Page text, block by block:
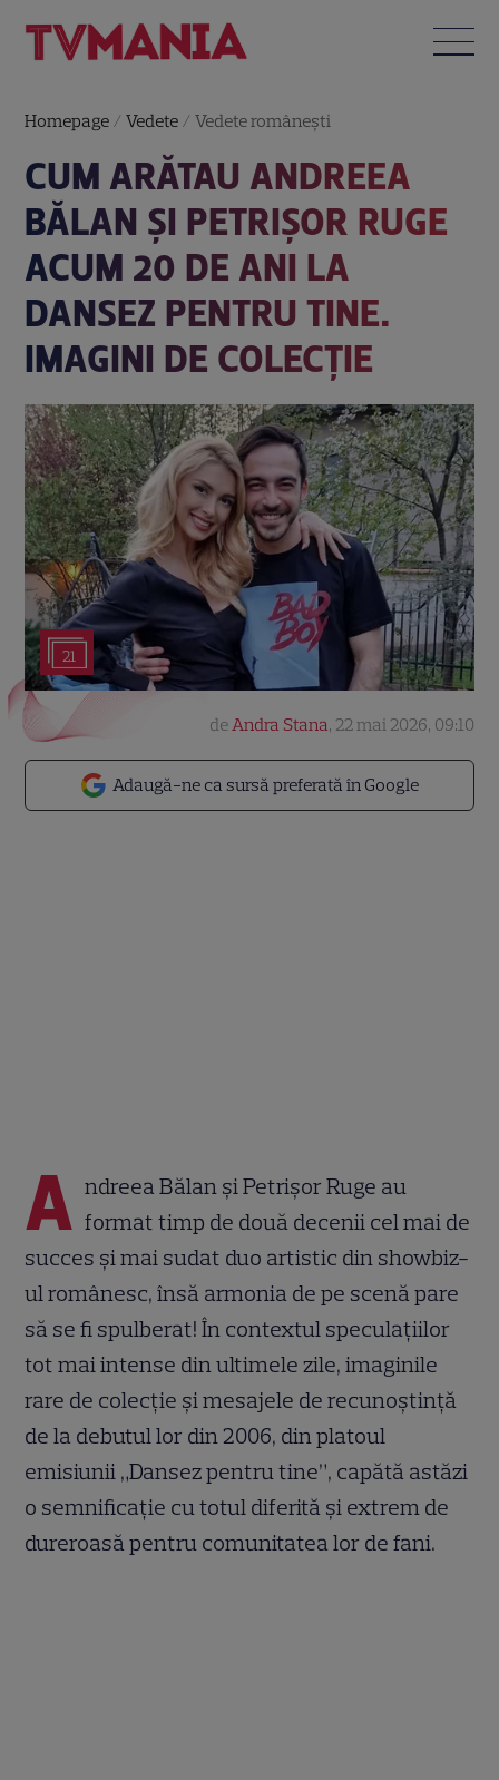
Homepage /Vedete /Vedete româneşti
CUM ARĂTAU ANDREEA
BĂLAN ȘI PETRIȘOR RUGE
ACUM 20 DE ANI LA
DANSEZ PENTRU TINE.
IMAGINI DE COLECȚIE
21
Adaugă-ne ca sursă preferată în Google
deAndra Stana, 22 mai 2026, 09:10
A ndreea Bălan și Petrișor Ruge au
format timp de două decenii cel mai de
succes și mai sudat duo artistic din showbiz-
ul românesc, însă armonia de pe scenă pare
să se fi spulberat! În contextul speculațiilor
tot mai intense din ultimele zile, imaginile
rare de colecție și mesajele de recunoștință
de la debutul lor din 2006, din platoul
emisiunii „Dansez pentru tine”, capătă astăzi
o semnificație cu totul diferită și extrem de
dureroasă pentru comunitatea lor de fani.